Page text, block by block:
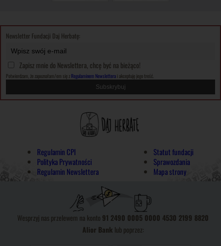
Newsletter Fundacji Daj Herbatę:
Zapisz mnie do Newslettera, chcę być na bieżąco!
Potwierdzam, że zapoznałam/em się z Regulaminem Newslettera i akceptuję jego treść.
Regulamin CPI
Polityka Prywatności
Regulamin Newslettera
Statut fundacji
Sprawozdania
Mapa strony
Wesprzyj nas przelewem na konto 91 2490 0005 0000 4530 2199 8820
Alior Bank lub poprzez: